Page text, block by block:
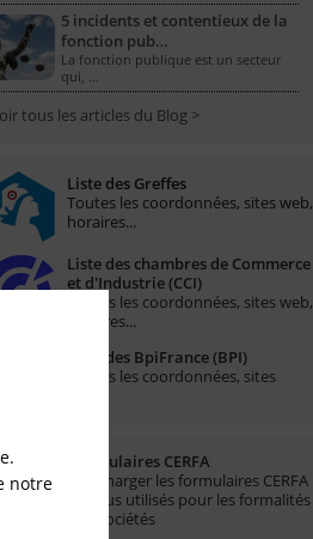
5 incidents et contentieux de la
fonction pub…
La fonction publique est un secteur
qui, …
tous les articles du Blog >
Liste des Greffes
Toutes les coordonnées, sites web,
horaires...
Liste des chambres de Commerce
et d'Industrie (CCI)
Toutes les coordonnées, sites web,
horaires...
Liste des BpiFrance (BPI)
Toutes les coordonnées, sites
Formulaires CERFA
Télécharger les formulaires CERFA
les plus utilisés pour les formalités
des sociétés
notre